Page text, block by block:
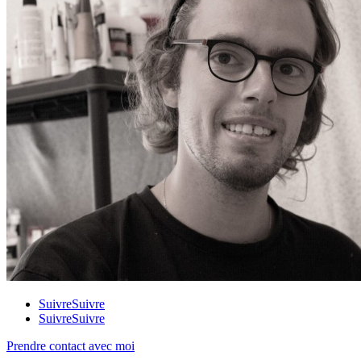
SuivreSuivre
SuivreSuivre
Prendre contact avec moi